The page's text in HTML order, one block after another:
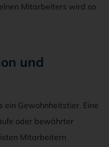
Mitarbeiters wird so
und
ein Gewohnheitstier. Eine
oder bewährter
Mitarbeitern